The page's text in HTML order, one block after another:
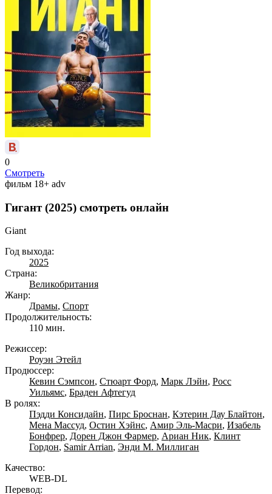
0
Смотреть
фильм 18+ adv
Гигант (2025) смотреть онлайн
Giant
Год выхода:
2025
Страна:
Великобритания
Жанр:
Драмы, Спорт
Продолжительность:
110 мин.
Режиссер:
Роуэн Этейл
Продюссер:
Кевин Сэмпсон, Стюарт Форд, Марк Лэйн, Росс
Уильямс, Браден Афтегуд
В ролях:
Пэдди Консидайн, Пирс Броснан, Кэтерин Дау Блайтон,
Мена Массуд, Остин Хэйнс, Амир Эль-Масри, Изабель
Бонфрер, Дорен Джон Фармер, Ариан Ник, Клинт
Гордон, Samir Arrian, Энди М. Миллиган
Качество:
WEB-DL
Перевод: